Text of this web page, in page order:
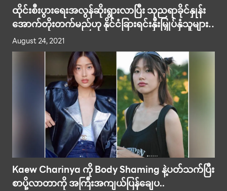
ထိုင်းစီးပွားရေးအလွန်ဆိုးရွားလာပြီး သုညရာခိုင်နှုန်း
အောက်တိုးတက်မည်ဟု နိုင်ငံခြားရင်းနှီးမြှုပ်နှံသူများ
သုံးသပ်
August 24, 2021
Kaew Charinya ကို Body Shaming နဲ့ပတ်သက်ပြီး
စာပို့လာတာကို အကြီးအကျယ်ပြန်ချေပ..